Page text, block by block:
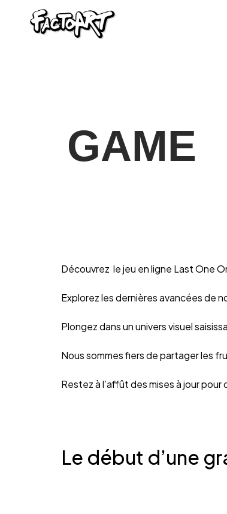
GAME
Découvrez le jeu en ligne Last One
Explorez les dernières avancées de
Plongez dans un univers visuel
Nous sommes fiers de partager les
Restez à l’affût des mises à jour
Le début d’une